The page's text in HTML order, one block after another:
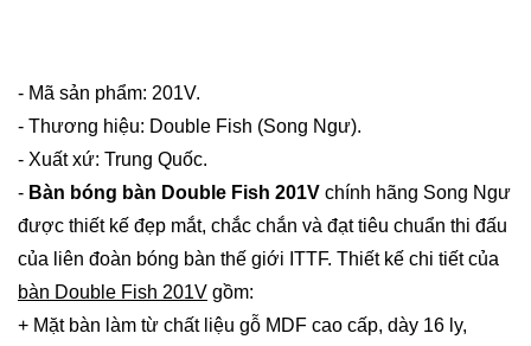
- Mã sản phẩm: 201V.
- Thương hiệu: Double Fish (Song Ngư).
- Xuất xứ: Trung Quốc.
- Bàn bóng bàn Double Fish 201V chính hãng Song Ngư
được thiết kế đẹp mắt, chắc chắn và đạt tiêu chuẩn thi đấu
của liên đoàn bóng bàn thế giới ITTF. Thiết kế chi tiết của
bàn Double Fish 201V gồm:
+ Mặt bàn làm từ chất liệu gỗ MDF cao cấp, dày 16 ly,